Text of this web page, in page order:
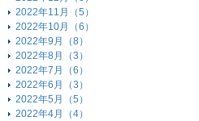
2022年11月（5）
2022年10月（6）
2022年9月（8）
2022年8月（3）
2022年7月（6）
2022年6月（3）
2022年5月（5）
2022年4月（4）